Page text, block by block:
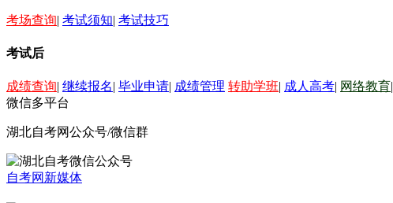
考场查询| 考试须知| 考试技巧
考试后
成绩查询| 继续报名| 毕业申请| 成绩管理 转助学班| 成人高考| 网络教育|
微信多平台
湖北自考网公众号/微信群
自考网新媒体